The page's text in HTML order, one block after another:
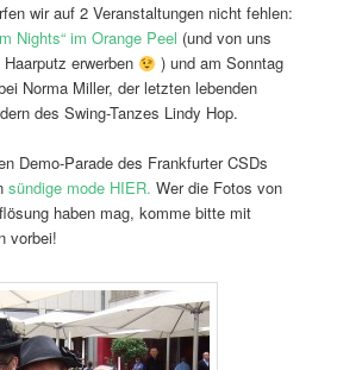
wir auf 2 Veranstaltungen nicht fehlen:
Nights“ im Orange Peel (und von uns
erwerben
) und am Sonntag
Norma Miller, der letzten lebenden
des Swing-Tanzes Lindy Hop.
Demo-Parade des Frankfurter CSDs
sündige mode HIER. Wer die Fotos von
haben mag, komme bitte mit
vorbei!